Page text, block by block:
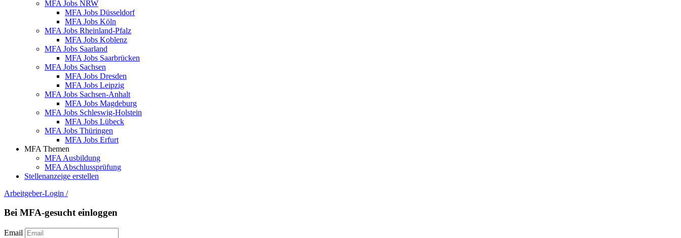
MFA Jobs NRW
MFA Jobs Düsseldorf
MFA Jobs Köln
MFA Jobs Rheinland-Pfalz
MFA Jobs Koblenz
MFA Jobs Saarland
MFA Jobs Saarbrücken
MFA Jobs Sachsen
MFA Jobs Dresden
MFA Jobs Leipzig
MFA Jobs Sachsen-Anhalt
MFA Jobs Magdeburg
MFA Jobs Schleswig-Holstein
MFA Jobs Lübeck
MFA Jobs Thüringen
MFA Jobs Erfurt
MFA Themen
MFA Ausbildung
MFA Abschlussprüfung
Stellenanzeige erstellen
Arbeitgeber-Login /
Bei MFA-gesucht einloggen
Email